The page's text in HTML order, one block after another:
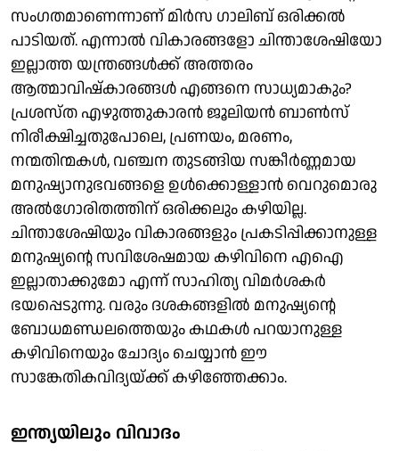
സംഗതമാണെന്നാണ് മിര്‍സ ഗാലിബ് ഒരിക്കല്‍
പാടിയത്. എന്നാല്‍ വികാരങ്ങളോ ചിന്താശേഷിയോ
ഇല്ലാത്ത യന്ത്രങ്ങള്‍ക്ക് അത്തരം
ആത്മാവിഷ്‌കാരങ്ങള്‍ എങ്ങനെ സാധ്യമാകും?
പ്രശസ്ത എഴുത്തുകാരന്‍ ജൂലിയന്‍ ബാണ്‍സ്
നിരീക്ഷിച്ചതുപോലെ, പ്രണയം, മരണം,
നന്മതിന്മകള്‍, വഞ്ചന തുടങ്ങിയ സങ്കീര്‍ണ്ണമായ
മനുഷ്യാനുഭവങ്ങളെ ഉള്‍ക്കൊള്ളാന്‍ വെറുമൊരു
അല്‍ഗോരിതത്തിന് ഒരിക്കലും കഴിയില്ല.
ചിന്താശേഷിയും വികാരങ്ങളും പ്രകടിപ്പിക്കാനുള്ള
മനുഷ്യന്റെ സവിശേഷമായ കഴിവിനെ എഐ
ഇല്ലാതാക്കുമോ എന്ന് സാഹിത്യ വിമര്‍ശകര്‍
ഭയപ്പെടുന്നു. വരും ദശകങ്ങളില്‍ മനുഷ്യന്റെ
ബോധമണ്ഡലത്തെയും കഥകള്‍ പറയാനുള്ള
കഴിവിനെയും ചോദ്യം ചെയ്യാന്‍ ഈ
സാങ്കേതികവിദ്യയ്ക്ക് കഴിഞ്ഞേക്കാം.
ഇന്ത്യയിലും വിവാദം